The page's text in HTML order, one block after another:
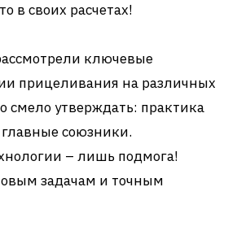
в своих расчетах!
ключевые
прицеливания на различных
смело утверждать: практика
союзники.
– лишь подмога!
задачам и точным